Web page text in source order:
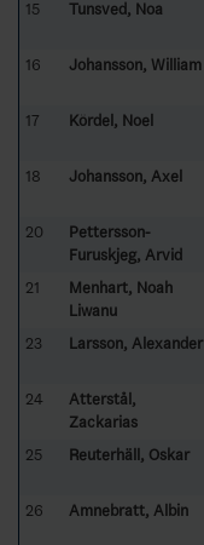
15 Tunsved, Noa
16 Johansson, William
17 Kördel, Noel
18 Johansson, Axel
20
Pettersson-
Furuskjeg, Arvid
21
Menhart, Noah
Liwanu
23 Larsson, Alexander
24
Atterstål,
Zackarias
25 Reuterhäll, Oskar
26 Amnebratt, Albin